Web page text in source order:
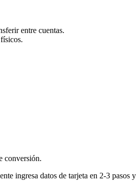
entre cuentas.
conversión.
ingresa datos de tarjeta en 2-3 pasos